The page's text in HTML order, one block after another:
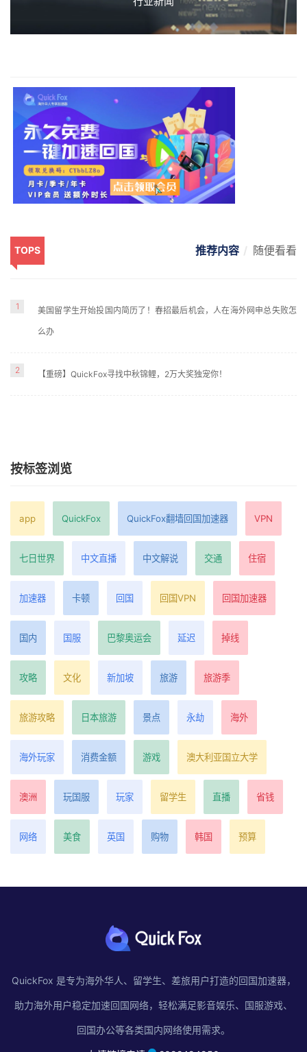
TOPS 推荐内容 随便看看
1 美国留学生开始投国内简历了！春招最后机会，人在海外网申总失败怎
么办
2 【重磅】QuickFox寻找中秋锦鲤，2万大奖独宠你！
按标签浏览
app QuickFox QuickFox翻墙回国加速器 VPN
七日世界 中文直播 中文解说 交通 住宿
加速器 卡顿 回国 回国VPN 回国加速器
国内 国服 巴黎奥运会 延迟 掉线
攻略 文化 新加坡 旅游 旅游季
旅游攻略 日本旅游 景点 永劫 海外
海外玩家 消费金额 游戏 澳大利亚国立大学
澳洲 玩国服 玩家 留学生 直播 省钱
网络 美食 英国 购物 韩国 预算
QuickFox 是专为海外华人、留学生、差旅用户打造的回国加速器，
助力海外用户稳定加速回国网络，轻松满足影音娱乐、国服游戏、
回国办公等各类国内网络使用需求。